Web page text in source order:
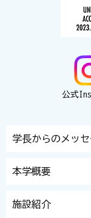
公式
学長からのメッ
本学概要
施設紹介